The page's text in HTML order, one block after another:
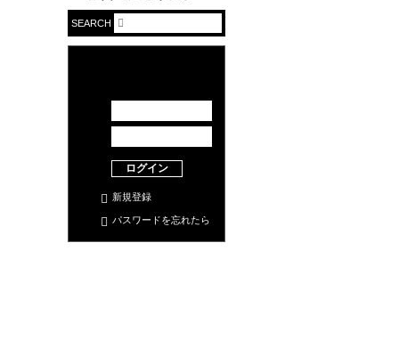
SEARCH
ログイン
新規登録
パスワードを忘れたら